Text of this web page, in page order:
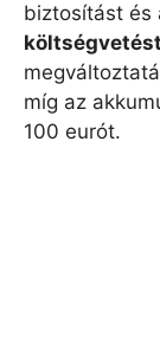
biztosítást és
költségvetést
míg az
100 eurót.